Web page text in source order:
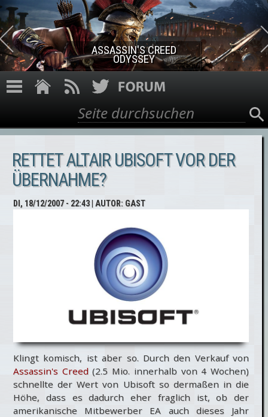
Direkt zum Inhalt
ASSASSIN'S CREED ROGUE
REMASTERED
Suchformular
Suche
RETTET ALTAIR UBISOFT VOR DER
ÜBERNAHME?
DI, 18/12/2007 - 22:43| AUTOR: GAST
Klingt komisch, ist aber so. Durch den Verkauf von
Assassin's Creed(2.5 Mio. innerhalb von 4 Wochen)
schnellte der Wert von Ubisoft so dermaßen in die
Höhe, dass es dadurch eher fraglich ist, ob der
amerikanische Mitbewerber EA auch dieses Jahr